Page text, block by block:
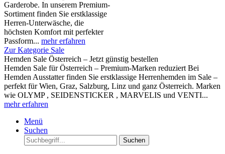
Garderobe. In unserem Premium-
Sortiment finden Sie erstklassige
Herren-Unterwäsche, die
höchsten Komfort mit perfekter
Passform... mehr erfahren
Zur Kategorie Sale
Hemden Sale Österreich – Jetzt günstig bestellen
Hemden Sale für Österreich – Premium-Marken reduziert Bei
Hemden Ausstatter finden Sie erstklassige Herrenhemden im Sale –
perfekt für Wien, Graz, Salzburg, Linz und ganz Österreich. Marken
wie OLYMP , SEIDENSTICKER , MARVELIS und VENTI...
mehr erfahren
Menü
Suchen
Suchen